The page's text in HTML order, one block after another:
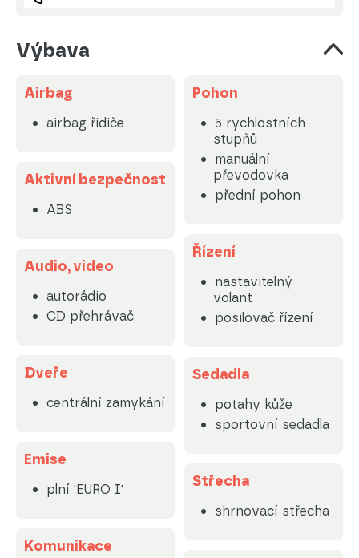
Výbava
Airbag
airbag řidiče
Aktivní bezpečnost
ABS
Audio, video
autorádio
CD přehrávač
Dveře
centrální zamykání
Emise
plní 'EURO I'
Komunikace
Pohon
5 rychlostních
stupňů
manuální
převodovka
přední pohon
Řízení
nastavitelný
volant
posilovač řízení
Sedadla
potahy kůže
sportovní sedadla
Střecha
shrnovací střecha